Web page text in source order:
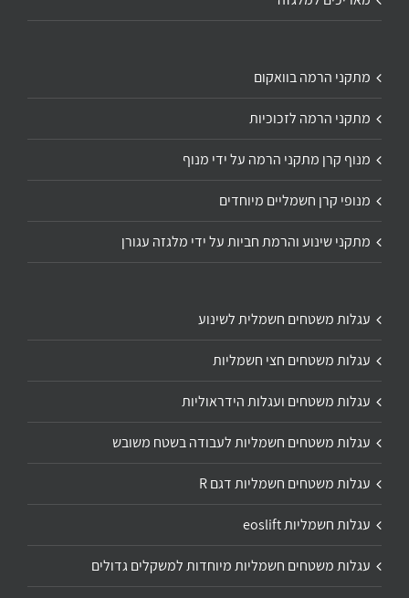
מתקני הרמה בוואקום
מתקני הרמה לזכוכיות
מנוף קרן מתקני הרמה על ידי מנוף
מנופי קרן חשמליים מיוחדים
מתקני שינוע והרמת חביות על ידי מלגזה עגורן
עגלות משטחים חשמלית לשינוע
עגלות משטחים חצי חשמליות
עגלות משטחים ועגלות הידראוליות
עגלות משטחים חשמליות לעבודה בשטח משובש
עגלות משטחים חשמליות דגם R
עגלות חשמליות eoslift
עגלות משטחים חשמליות מיוחדות למשקלים גדולים